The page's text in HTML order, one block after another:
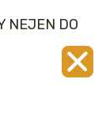
NEJEN DO